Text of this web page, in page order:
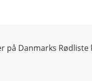
på Danmarks Rødliste